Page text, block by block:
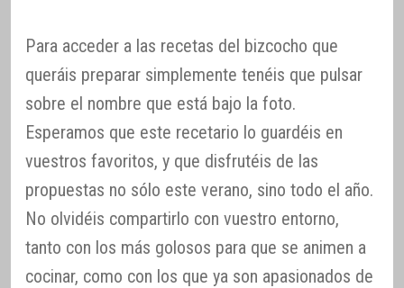
Para acceder a las recetas del bizcocho que
queráis preparar simplemente tenéis que pulsar
sobre el nombre que está bajo la foto.
Esperamos que este recetario lo guardéis en
vuestros favoritos, y que disfrutéis de las
propuestas no sólo este verano, sino todo el año.
No olvidéis compartirlo con vuestro entorno,
tanto con los más golosos para que se animen a
cocinar, como con los que ya son apasionados de